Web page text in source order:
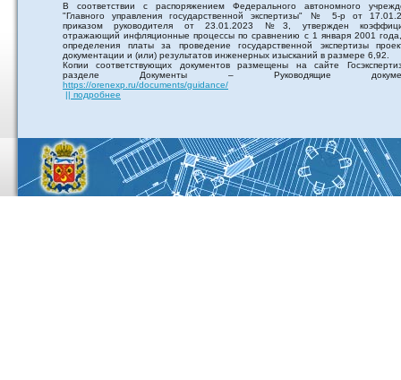
В соответствии с распоряжением Федерального автономного
"Главного управления государственной экспертизы" № 5-р от
приказом руководителя от 23.01.2023 №3, утвержден
отражающий инфляционные процессы по сравнению с 1 января 2001
определения платы за проведение государственной экспертизы
документации и (или) результатов инженерных изысканий в размере 6,92.
Копии соответствующих документов размещены на сайте
разделе Документы – Руководящие
https://orenexp.ru/documents/guidance/
|| подробнее